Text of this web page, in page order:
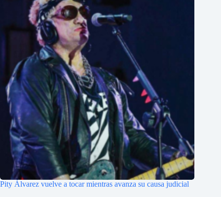
Pity Álvarez vuelve a tocar mientras avanza su causa judicial